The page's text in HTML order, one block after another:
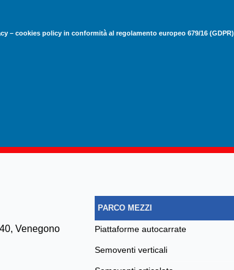
– cookies policy in conformità al regolamento europeo 679/16 (GDPR)
Venegono
PARCO MEZZI
piattaforme autocarrate
semoventi verticali